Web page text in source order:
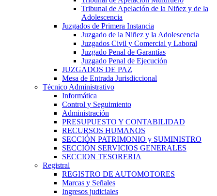
Tribunal de Apelación de la Niñez y de la
Adolescencia
Juzgados de Primera Instancia
Juzgado de la Niñez y la Adolescencia
Juzgados Civil y Comercial y Laboral
Juzgado Penal de Garantías
Juzgado Penal de Ejecución
JUZGADOS DE PAZ
Mesa de Entrada Jurisdiccional
Técnico Administrativo
Informática
Control y Seguimiento
Administración
PRESUPUESTO Y CONTABILIDAD
RECURSOS HUMANOS
SECCIÓN PATRIMONIO y SUMINISTRO
SECCIÓN SERVICIOS GENERALES
SECCION TESORERIA
Registral
REGISTRO DE AUTOMOTORES
Marcas y Señales
Ingresos judiciales